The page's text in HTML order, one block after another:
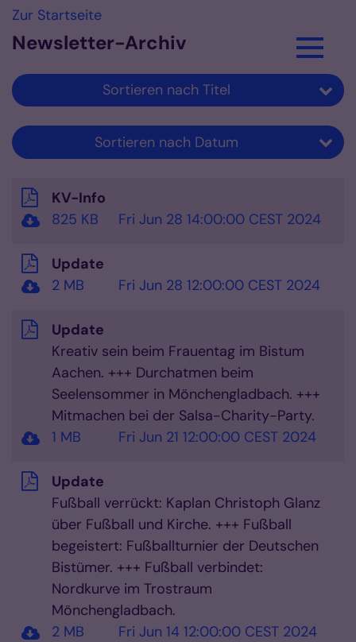
Zum Inhalt springen
Zur Startseite
Newsletter-Archiv
Sortieren nach Titel
Sortieren nach Datum
KV-Info
825 KB
Fri Jun 28 14:00:00 CEST 2024
Update
2 MB
Fri Jun 28 12:00:00 CEST 2024
Update
Kreativ sein beim Frauentag im Bistum
Aachen. +++ Durchatmen beim
Seelensommer in Mönchengladbach. +++
Mitmachen bei der Salsa-Charity-Party.
1 MB
Fri Jun 21 12:00:00 CEST 2024
Update
Fußball verrückt: Kaplan Christoph Glanz
über Fußball und Kirche. +++ Fußball
begeistert: Fußballturnier der Deutschen
Bistümer. +++ Fußball verbindet:
Nordkurve im Trostraum
Mönchengladbach.
2 MB
Fri Jun 14 12:00:00 CEST 2024